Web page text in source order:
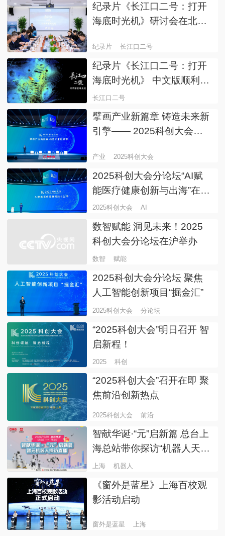
纪录片《长江口二号：打开
海底时光机》研讨会在北京
纪录片 长江口二号
纪录片《长江口二号：打开
海底时光机》 中文版顺利播
出 大小屏反响热烈
长江口二号
擘画产业新篇章 铸造未来新
引擎—— 2025科创大会主
产业 2025科创大会
2025科创大会分论坛“AI赋
能医疗健康创新与出海”在沪
举行
2025科创大会 AI
数智赋能 洞见未来！2025
科创大会分论坛在沪举办
2025科创大会分论坛 聚焦
人工智能创新项目“掘金汇”
“2025科创大会”明日召开 智
启新程！
“2025科创大会”召开在即 聚
焦前沿创新热点
智献华诞·“元”启新篇 总台上
海总站带你探访“机器人天
团”
《窗外是蓝星》上海百校观
影活动启动